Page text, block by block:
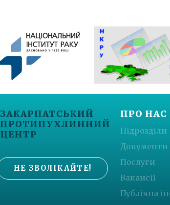
ЗАКАРПАТСЬКИЙ
ПРОТИПУХЛИННИЙ
ЦЕНТР
НЕ ЗВОЛІКАЙТЕ!
ПРО НАС
Підрозділи
Документи
Послуги
Вакансії
Публічна